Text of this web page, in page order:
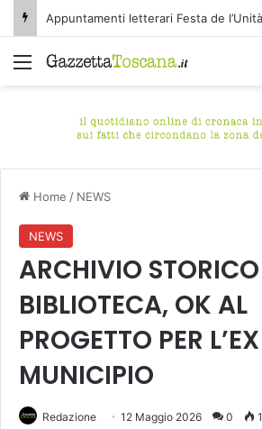
Appuntamenti letterari Festa de
Menu
Home / NEWS
NEWS
ARCHIVIO STORICO
BIBLIOTECA, OK AL
PROGETTO PER L’EX
MUNICIPIO
Redazione 12 Maggio 2026 0